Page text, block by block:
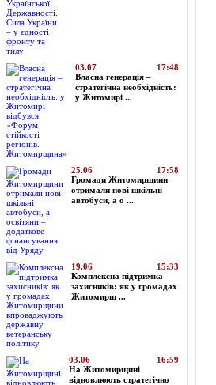
03.07
17:48
Власна генерація –
стратегічна необхідність:
у Житомирі ...
25.06
17:58
Громади Житомирщини
отримали нові шкільні
автобуси, а о ...
19.06
15:33
Комплексна підтримка
захисників: як у громадах
Житомирщ ...
03.06
16:59
На Житомирщині
відновлюють стратегічно